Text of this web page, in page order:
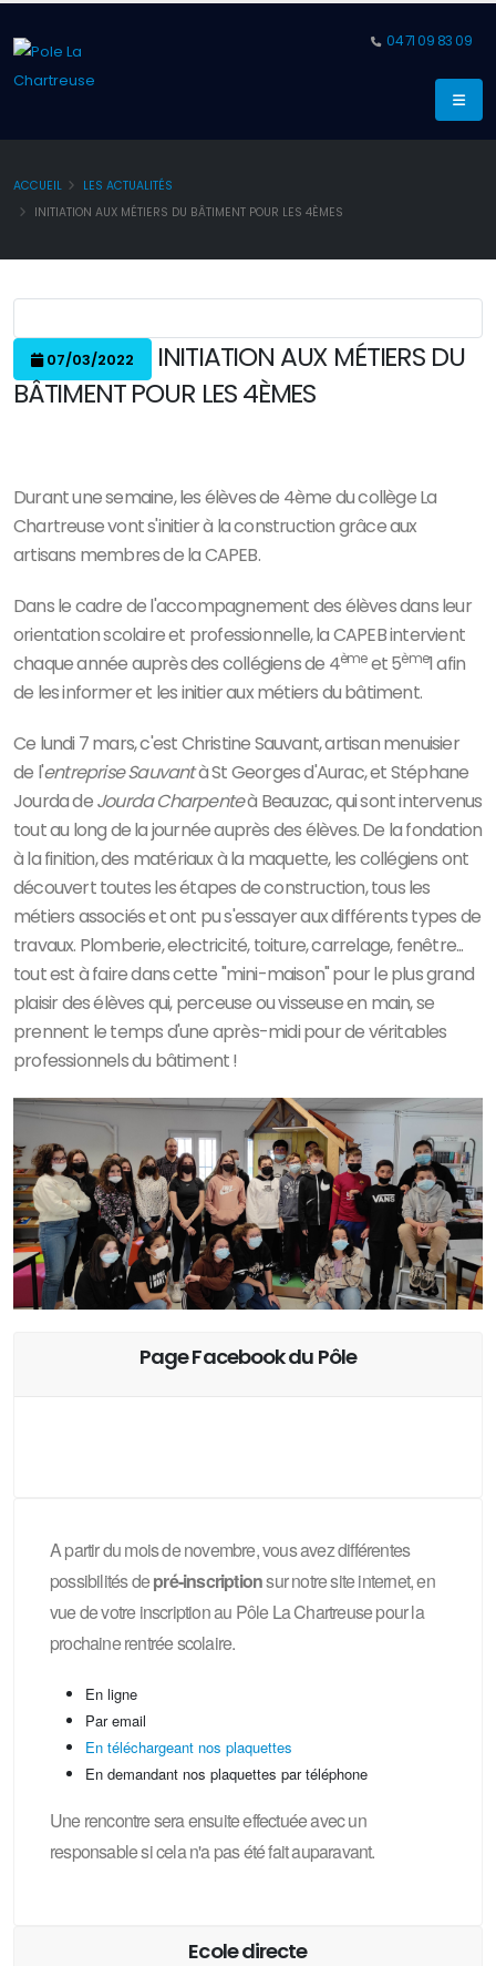
04 71 09 83 09
ACCUEIL
LES ACTUALITÉS
INITIATION AUX MÉTIERS DU BÂTIMENT POUR LES 4ÈMES
07/03/2022
INITIATION AUX MÉTIERS DU
BÂTIMENT POUR LES 4ÈMES
Durant une semaine, les élèves de 4ème du collège La
Chartreuse vont s'initier à la construction grâce aux
artisans membres de la CAPEB.
Dans le cadre de l'accompagnement des élèves dans leur
orientation scolaire et professionnelle, la CAPEB intervient
chaque année auprès des collégiens de 4èmeet 5ème1 afin
de les informer et les initier aux métiers du bâtiment.
Ce lundi 7 mars, c'est Christine Sauvant, artisan menuisier
de l'entreprise Sauvantà St Georges d'Aurac, et Stéphane
Jourda deJourda Charpenteà Beauzac, qui sont intervenus
tout au long de la journée auprès des élèves. De la fondation
à la finition, des matériaux à la maquette, les collégiens ont
découvert toutes les étapes de construction, tous les
métiers associés et ont pu s'essayer aux différents types de
travaux. Plomberie, electricité, toiture, carrelage, fenêtre...
tout est à faire dans cette "mini-maison" pour le plus grand
plaisir des élèves qui, perceuse ou visseuse en main, se
prennent le temps d'une après-midi pour de véritables
professionnels du bâtiment !
Page Facebook du Pôle
A partir du mois de novembre, vous avez différentes
possibilités depré-inscriptionsur notre site internet, en
vue de votre inscription au Pôle La Chartreuse pour la
prochaine rentrée scolaire.
En ligne
Par email
En téléchargeant nos plaquettes
En demandant nos plaquettes par téléphone
Une rencontre sera ensuite effectuée avec un
responsable si cela n'a pas été fait auparavant.
Ecole directe